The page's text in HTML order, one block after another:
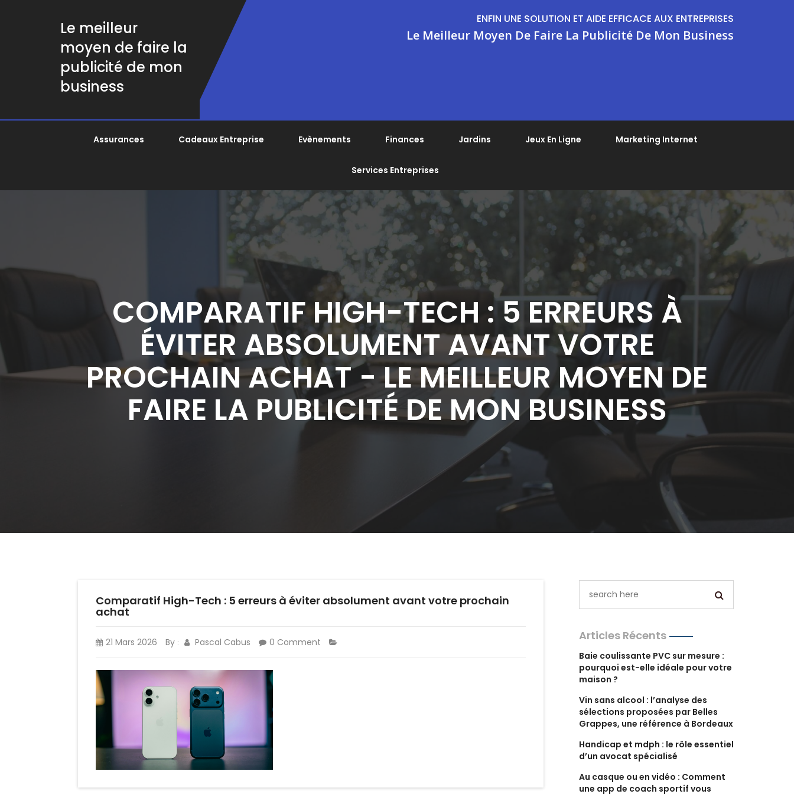
Le meilleur
moyen de faire la
publicité de mon
business
ENFIN UNE SOLUTION ET AIDE EFFICACE AUX ENTREPRISES
Le Meilleur Moyen De Faire La Publicité De Mon Business
Assurances Cadeaux Entreprise Evènements Finances Jardins Jeux En Ligne Marketing Internet
Services Entreprises
COMPARATIF HIGH-TECH : 5 ERREURS À
ÉVITER ABSOLUMENT AVANT VOTRE
PROCHAIN ACHAT - LE MEILLEUR MOYEN DE
FAIRE LA PUBLICITÉ DE MON BUSINESS
Comparatif High-Tech : 5 erreurs à éviter absolument avant votre prochain
achat
21 Mars 2026 By : Pascal Cabus 0 Comment Articles Récents
Baie coulissante PVC sur mesure :
pourquoi est-elle idéale pour votre
maison ?
Vin sans alcool : l’analyse des
sélections proposées par Belles
Grappes, une référence à Bordeaux
Handicap et mdph : le rôle essentiel
d’un avocat spécialisé
Au casque ou en vidéo : Comment
une app de coach sportif vous